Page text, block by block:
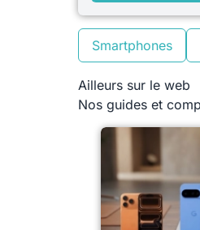
Smartphones
Ailleurs sur le web
Nos guides et